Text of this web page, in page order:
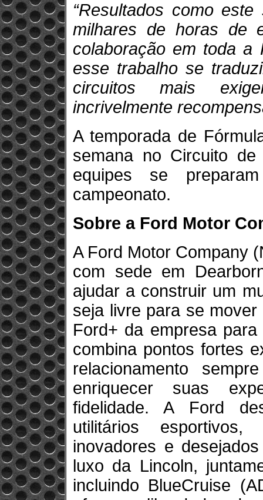
“Resultados como
milhares de horas de
colaboração em toda a
esse trabalho se
circuitos mais
incrivelmente
A temporada de
semana no Circuito de
equipes se
campeonato.
Sobre a Ford Motor
A Ford Motor Company
com sede em
ajudar a construir um
seja livre para se
Ford+ da empresa
combina pontos fortes
relacionamento
enriquecer suas
fidelidade. A Ford
utilitários
inovadores e
luxo da Lincoln,
incluindo BlueCruise